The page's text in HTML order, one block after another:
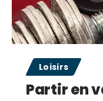
Loisirs
Partir en